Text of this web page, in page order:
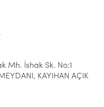
Mh. İshak Sk. No:1
KAYIHAN AÇIK